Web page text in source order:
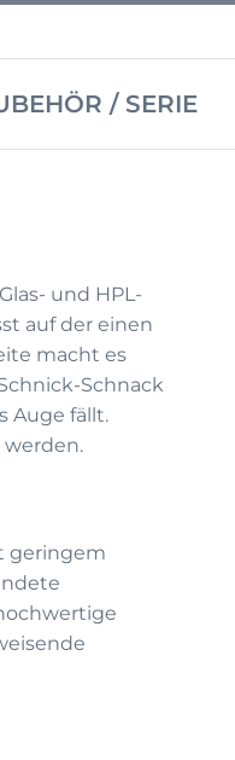
/ SERIE
und HPL-
auf der einen
macht es
Schnack
Auge fällt.
werden.
geringem